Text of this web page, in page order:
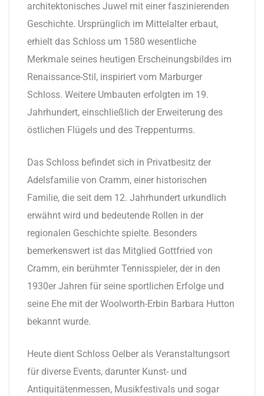
architektonisches Juwel mit einer faszinierenden
Geschichte. Ursprünglich im Mittelalter erbaut,
erhielt das Schloss um 1580 wesentliche
Merkmale seines heutigen Erscheinungsbildes im
Renaissance-Stil, inspiriert vom Marburger
Schloss. Weitere Umbauten erfolgten im 19.
Jahrhundert, einschließlich der Erweiterung des
östlichen Flügels und des Treppenturms.
Das Schloss befindet sich in Privatbesitz der
Adelsfamilie von Cramm, einer historischen
Familie, die seit dem 12. Jahrhundert urkundlich
erwähnt wird und bedeutende Rollen in der
regionalen Geschichte spielte. Besonders
bemerkenswert ist das Mitglied Gottfried von
Cramm, ein berühmter Tennisspieler, der in den
1930er Jahren für seine sportlichen Erfolge und
seine Ehe mit der Woolworth-Erbin Barbara Hutton
bekannt wurde.
Heute dient Schloss Oelber als Veranstaltungsort
für diverse Events, darunter Kunst- und
Antiquitätenmessen, Musikfestivals und sogar